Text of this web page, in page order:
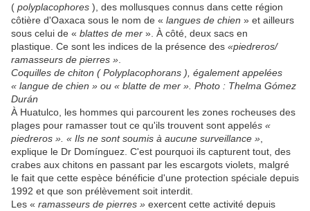
( polyplacophores ), des mollusques connus dans cette région
côtière d'Oaxaca sous le nom de « langues de chien » et ailleurs
sous celui de « blattes de mer ». À côté, deux sacs en
plastique. Ce sont les indices de la présence des «piedreros/
ramasseurs de pierres »
Coquilles de chiton ( Polyplacophorans ), également appelées
« langue de chien » ou « blatte de mer ». Photo : Thelma Gómez
Durán
À Huatulco, les hommes qui parcourent les zones rocheuses des
plages pour ramasser tout ce qu'ils trouvent sont appelés «
piedreros ». « Ils ne sont soumis à aucune surveillance »
explique le Dr Domínguez. C'est pourquoi ils capturent tout, des
crabes aux chitons en passant par les escargots violets, malgré
le fait que cette espèce bénéficie d'une protection spéciale depuis
1992 et que son prélèvement soit interdit.
Les « ramasseurs de pierres » exercent cette activité depuis